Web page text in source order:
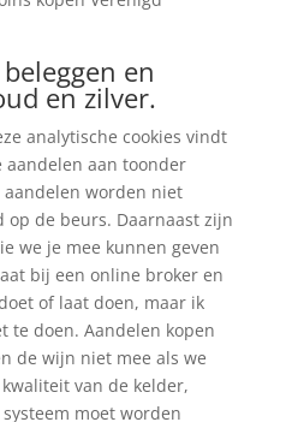
en
en zilver.
analytische cookies vindt
aandelen aan toonder
worden niet
de beurs. Daarnaast zijn
we je mee kunnen geven
bij een online broker en
of laat doen, maar ik
te doen. Aandelen kopen
de wijn niet mee als we
van de kelder,
moet worden